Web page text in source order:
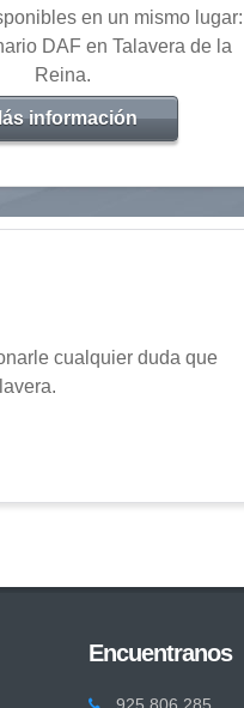
en un mismo lugar:
DAF en Talavera de la
Reina.
información
cualquier duda que
Encuentranos